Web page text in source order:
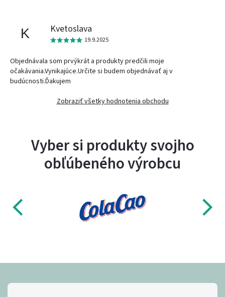
K Kvetoslava
19.9.2025
Objednávala som prvýkrát a produkty predčili moje
očakávania.Vynikajúce.Určite si budem objednávať aj v
budúcnosti.Ďakujem
Zobraziť všetky hodnotenia obchodu
Vyber si produkty svojho
obľúbeného výrobcu